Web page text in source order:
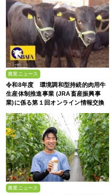
農業ニュース
令和8年度 環境調和型持続的肉用牛
生産体制推進事業 (JRA畜産振興事
業)に係る第１回オンライン情報交換
農業ニュース